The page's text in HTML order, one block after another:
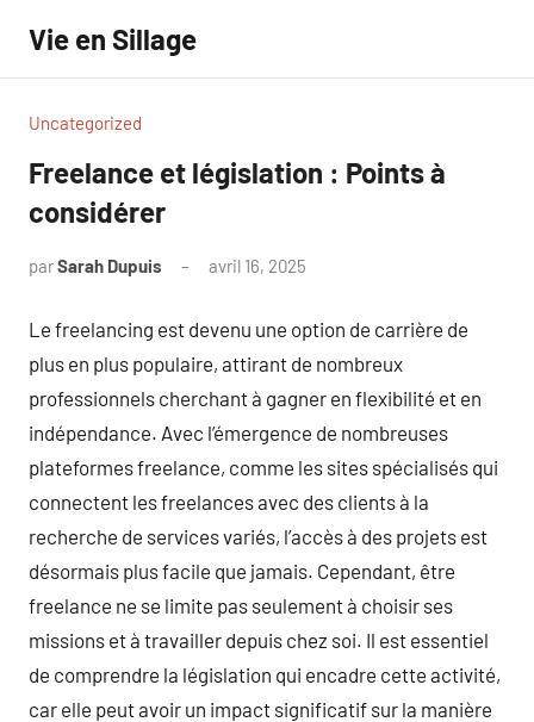
contenu
Vie en Sillage
Uncategorized
Freelance et législation : Points à
considérer
parSarah Dupuis avril 16, 2025
Le freelancing est devenu une option de carrière de
plus en plus populaire, attirant de nombreux
professionnels cherchant à gagner en flexibilité et en
indépendance. Avec l’émergence de nombreuses
plateformes freelance, comme les sites spécialisés qui
connectent les freelances avec des clients à la
recherche de services variés, l’accès à des projets est
désormais plus facile que jamais. Cependant, être
freelance ne se limite pas seulement à choisir ses
missions et à travailler depuis chez soi. Il est essentiel
de comprendre la législation qui encadre cette activité,
car elle peut avoir un impact significatif sur la manière